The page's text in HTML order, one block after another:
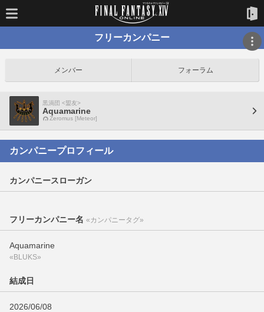
フリーカンパニー
メンバー フォーラム
黒渦団 <盟友>
Aquamarine
Zeromus [Meteor]
カンパニープロフィール
カンパニースローガン
フリーカンパニー名 «カンパニータグ»
Aquamarine
«BLUKS»
結成日
2026/06/08